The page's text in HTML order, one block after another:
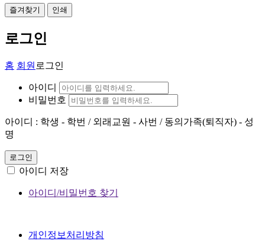
즐겨찾기 인쇄
로그인
홈 회원 로그인
아이디
비밀번호
아이디 : 학생 - 학번 / 외래교원 - 사번 / 동의가족(퇴직자) - 성
명
로그인
아이디 저장
아이디/비밀번호 찾기
개인정보처리방침